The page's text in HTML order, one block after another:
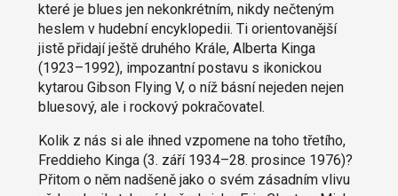
které je blues jen nekonkrétním, nikdy nečteným
heslem v hudební encyklopedii. Ti orientovanější
jistě přidají ještě druhého Krále, Alberta Kinga
(1923–1992), impozantní postavu s ikonickou
kytarou Gibson Flying V, o níž básní nejeden nejen
bluesový, ale i rockový pokračovatel.
Kolik z nás si ale ihned vzpomene na toho třetího,
Freddieho Kinga (3. září 1934–28. prosince 1976)?
Přitom o něm nadšeně jako o svém zásadním vlivu